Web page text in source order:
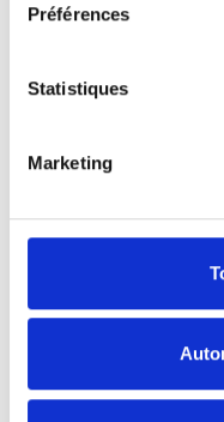
Préférences
Statistiques
Marketing
Carony
Carospeed
Plateformes